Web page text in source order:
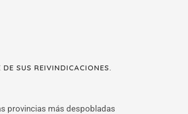
SUS REIVINDICACIONES.
provincias más despobladas